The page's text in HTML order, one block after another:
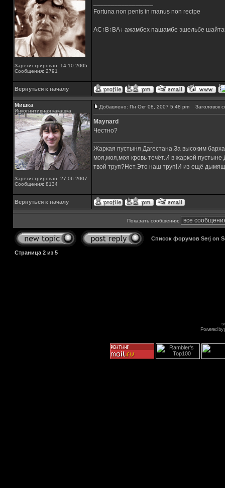
Зарегистрирован: 14.10.2005
Сообщения: 2791
Fortuna non penis in manus non recipe
AC↑B↑BA↓ ажамбех пашамбе эшельбе
Вернуться к началу
Мишка
Инкогнитивная какашка
Зарегистрирован: 27.06.2007
Сообщения: 8134
Добавлено: Пн Окт 08, 2007 5:48 pm Заголовок
Maynard
Честно?
Жаркая пустыня Дагестана.За высоким
моя,моя,моя кровь течёт.И в жаркой
твой труп?Нет.Это наш труп!И из ещё
Вернуться к началу
Показать сообщения:
Список форумов Serj on
Страница 2 из 5
Powered by